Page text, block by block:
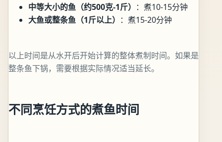
中等大小的鱼（约500克-1斤） ：煮10-15分钟
大鱼或整条鱼（1斤以上） ：煮15-20分钟
以上时间是从水开后开始计算的整体煮制时间。如果是
整条鱼下锅，需要根据实际情况适当延长。
不同烹饪方式的煮鱼时间